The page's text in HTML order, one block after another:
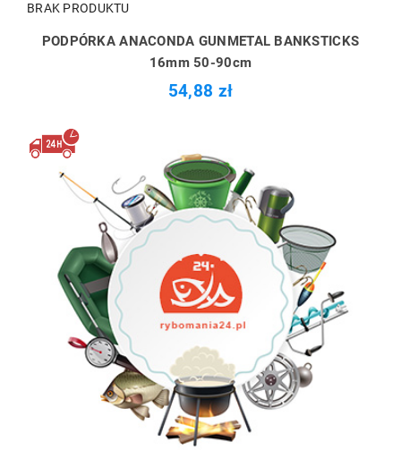
BRAK PRODUKTU
PODPÓRKA ANACONDA GUNMETAL BANKSTICKS
16mm 50-90cm
54,88 zł